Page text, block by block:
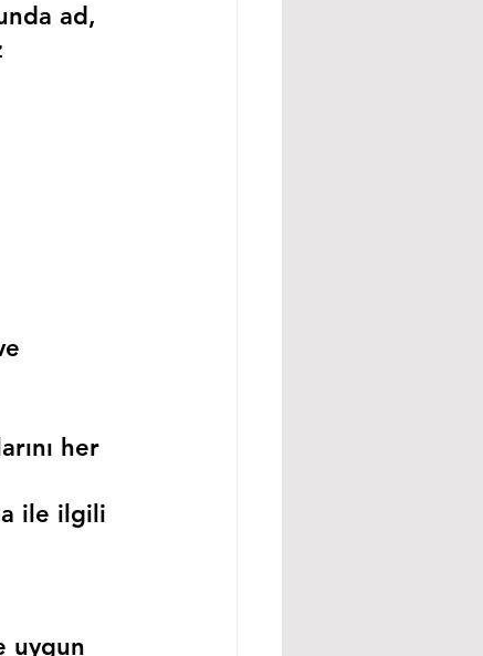
ad,
her
ile ilgili
uygun